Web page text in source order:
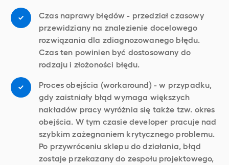
Czas naprawy błędów - przedział czasowy
przewidziany na znalezienie docelowego
rozwiązania dla zdiagnozowanego błędu.
Czas ten powinien być dostosowany do
rodzaju i złożoności błędu.
Proces obejścia (workaround) - w przypadku,
gdy zaistniały błąd wymaga większych
nakładów pracy wyróżnia się także tzw. okres
obejścia. W tym czasie developer pracuje nad
szybkim zażegnaniem krytycznego problemu.
Po przywróceniu sklepu do działania, błąd
zostaje przekazany do zespołu projektowego,